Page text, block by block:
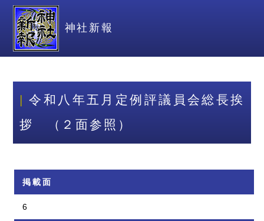
神社新報
令和八年五月定例評議員会総長挨
拶 （２面参照）
掲載面
6